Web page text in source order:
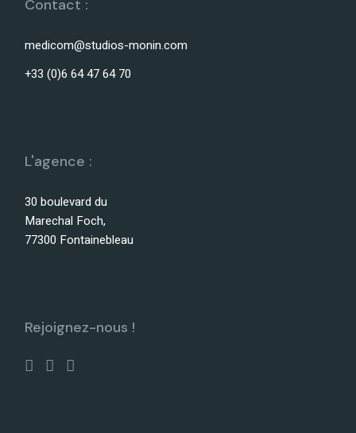
Contact :
medicom@studios-monin.com
+33 (0)6 64 47 64 70
L'agence :
30 boulevard du
Marechal Foch,
77300 Fontainebleau
Rejoignez-nous !